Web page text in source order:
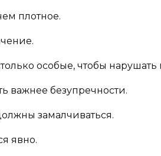
плотное.
особые, чтобы нарушать
важнее безупречности.
замалчиваться.
явно.